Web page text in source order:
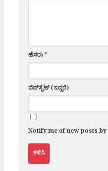
ಹೆಸರು*
ವೆಬ್‌ಸೈಟ್ (ಇದ್ದರೆ)
Notify me of new posts